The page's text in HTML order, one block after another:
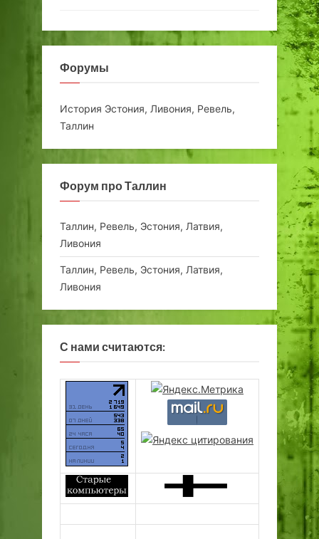
Форумы
История Эстония, Ливония, Ревель,
Таллин
Форум про Таллин
Таллин, Ревель, Эстония, Латвия,
Ливония
Таллин, Ревель, Эстония, Латвия,
Ливония
С нами считаются: